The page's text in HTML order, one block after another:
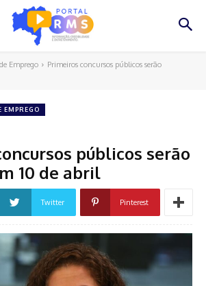
Emprego
Primeiros concursos públicos serão
EMPREGO
públicos serão
10 de abril
Twitter Pinterest